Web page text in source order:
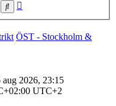
Sök
ÖST - Stockholm &
2026, 23:15
UTC+2